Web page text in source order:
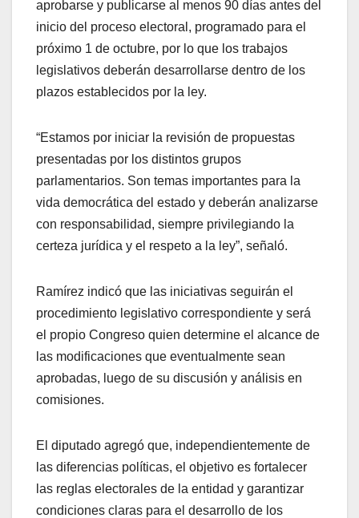
aprobarse y publicarse al menos 90 días antes del
inicio del proceso electoral, programado para el
próximo 1 de octubre, por lo que los trabajos
legislativos deberán desarrollarse dentro de los
plazos establecidos por la ley.
“Estamos por iniciar la revisión de propuestas
presentadas por los distintos grupos
parlamentarios. Son temas importantes para la
vida democrática del estado y deberán analizarse
con responsabilidad, siempre privilegiando la
certeza jurídica y el respeto a la ley”, señaló.
Ramírez indicó que las iniciativas seguirán el
procedimiento legislativo correspondiente y será
el propio Congreso quien determine el alcance de
las modificaciones que eventualmente sean
aprobadas, luego de su discusión y análisis en
comisiones.
El diputado agregó que, independientemente de
las diferencias políticas, el objetivo es fortalecer
las reglas electorales de la entidad y garantizar
condiciones claras para el desarrollo de los